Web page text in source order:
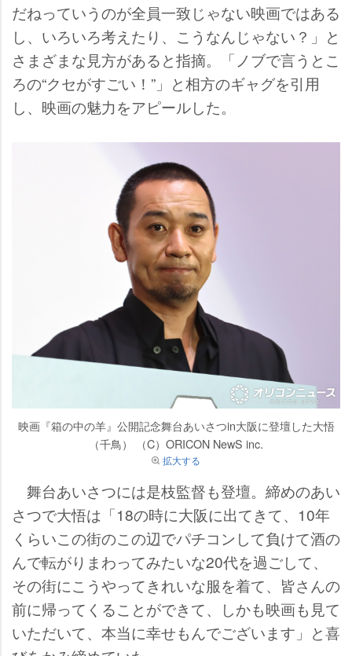
だねっていうのが全員一致じゃない映画ではある
し、いろいろ考えたり、こうなんじゃない？」と
さまざまな見方があると指摘。「ノブで言うとこ
ろの“クセがすごい！”」と相方のギャグを引用
し、映画の魅力をアピールした。
映画『箱の中の羊』公開記念舞台あいさつin大阪に登壇した大悟
（千鳥） （C）ORICON NewS inc.
拡大する
舞台あいさつには是枝監督も登壇。締めのあい
さつで大悟は「18の時に大阪に出てきて、10年
くらいこの街のこの辺でパチコンして負けて酒の
んで転がりまわってみたいな20代を過ごして、
その街にこうやってきれいな服を着て、皆さんの
前に帰ってくることができて、しかも映画も見て
いただいて、本当に幸せもんでございます」と喜